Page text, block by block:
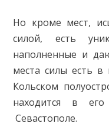
Но кроме мест,
силой, есть
наполненные и
места силы есть
Кольском
находится в
Севастополе.